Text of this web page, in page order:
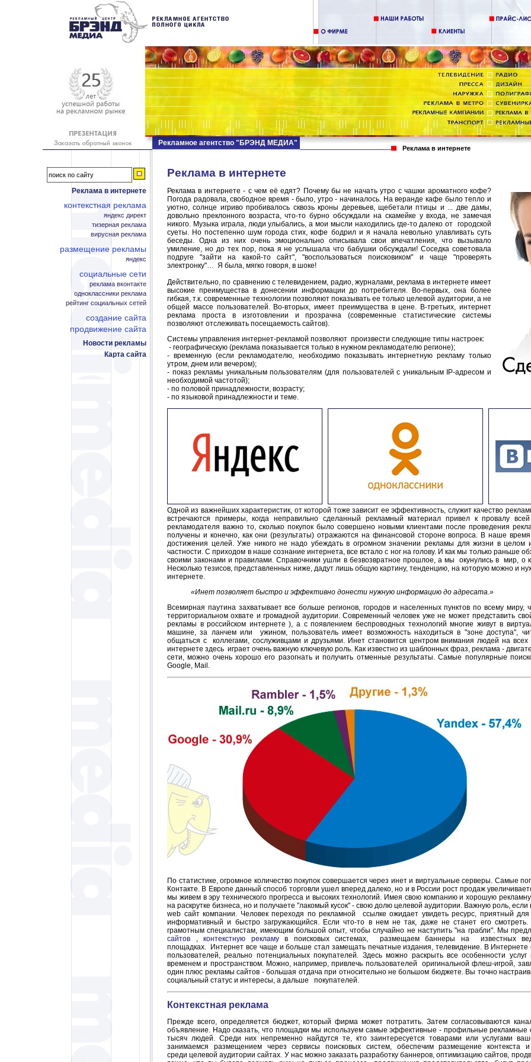
Реклама в интернете
контекстная реклама
яндекс директ
тизерная реклама
вирусная реклама
размещение рекламы
яндекс
социальные сети
реклама вконтакте
одноклассники реклама
рейтинг социальных сетей
создание сайта
продвижение сайта
Новости рекламы
Карта сайта
Рекламное агентство "БРЭНД МЕДИА"
Реклама в интернете
Реклама в интернете
Реклама в интернете - с чем её едят? Почему бы не начать утро с чашки ароматного кофе?
Погода радовала, свободное время - было, утро - начиналось. На веранде кафе было тепло и
уютно, солнце игриво пробивалось сквозь кроны деревьев, щебетали птицы и ... две дамы,
довольно преклонного возраста, что-то бурно обсуждали на скамейке у входа, не замечая
никого. Музыка играла, люди улыбались, а мои мысли находились где-то далеко от городской
суеты. Но постепенно шум города стих, кофе бодрил и я начала невольно улавливать суть
беседы. Одна из них очень эмоционально описывала свои впечатления, что вызывало
умиление, но до тех пор, пока я не услышала что бабушки обсуждали! Соседка советовала
подруге "зайти на какой-то сайт", "воспользоваться поисковиком" и чаще "проверять
электронку"… Я была, мягко говоря, в шоке!
Действительно, по сравнению с телевидением, радио, журналами, реклама в интернете имеет
высокие преимущества в донесении информации до потребителя. Во-первых, она более
гибкая, т.к. современные технологии позволяют показывать ее только целевой аудитории, а не
общей массе пользователей. Во-вторых, имеет преимущества в цене. В-третьих, интернет
реклама проста в изготовлении и прозрачна (современные статистические системы
позволяют отслеживать посещаемость сайтов).
Системы управления интернет-рекламой позволяют произвести следующие типы настроек:
- географическую (реклама показывается только в нужном рекламодателю регионе);
- временную (если рекламодателю, необходимо показывать интернетную рекламу только
утром, днем или вечером);
- показ рекламы уникальным пользователям (для пользователей с уникальным IP-адресом и
необходимой частотой);
- по половой принадлежности, возрасту;
- по языковой принадлежности и теме.
Одной из важнейших характеристик, от которой тоже зависит ее эффективность, служит качество
встречаются примеры, когда неправильно сделанный рекламный материал привел к провалу
рекламодателя важно то, сколько покупок было совершено новыми клиентами после проведения
получены и конечно, как они (результаты) отражаются на финансовой стороне вопроса. В наше
достижения целей. Уже никого не надо убеждать в огромном значении рекламы для жизни в целом
частности. С приходом в наше сознание интернета, все встало с ног на голову. И как мы только раньше
своими законами и правилами. Справочники ушли в безвозвратное прошлое, а мы окунулись в мир, о
Несколько тезисов, представленных ниже, дадут лишь общую картину, тенденцию, на которую можно и
интернете.
«Инет позволяет быстро и эффективно донести нужную информацию до адресата.»
Всемирная паутина захватывает все больше регионов, городов и населенных пунктов по всему миру,
территориальном охвате и громадной аудитории. Современный человек уже не может представить
рекламы в российском интернете ), а с появлением беспроводных технологий многие живут в
машине, за ланчем или ужином, пользователь имеет возможность находиться в "зоне доступа",
общаться с коллегами, сослуживцами и друзьями. Инет становится центром внимания людей на
интернете здесь играет очень важную ключевую роль. Как известно из шаблонных фраз, реклама -
сети, можно очень хорошо его разогнать и получить отменные результаты. Самые популярные
Google, Mail.
По статистике, огромное количество покупок совершается через инет и виртуальные серверы. Самые
Контакте. В Европе данный способ торговли ушел вперед далеко, но и в России рост продаж
мы живем в эру технического прогресса и высоких технологий. Имея свою компанию и хорошую
на раскрутке бизнеса, но и получаете "лакомый кусок" - свою долю целевой аудитории. Важную роль, если
web сайт компании. Человек переходя по рекламной ссылке ожидает увидеть ресурс, приятный для
информативный и быстро загружающийся. Если что-то в нем не так, даже не станет его
грамотным специалистам, имеющим большой опыт, чтобы случайно не наступить "на грабли". Мы
сайтов ,контекстную рекламув поисковых системах, размещаем баннеры на известных
площадках. Интернет все чаще и больше стал замещать печатные издания, телевидение. В
пользователей, реально потенциальных покупателей. Здесь можно раскрыть все особенности
временем и пространством. Можно, например, привлечь пользователей оригинальной флеш-игрой,
один плюс рекламы сайтов - большая отдача при относительно не большом бюджете. Вы точно
социальный статус и интересы, а дальше покупателей.
Контекстная реклама
Прежде всего, определяется бюджет, который фирма может потратить. Затем согласовываются
объявление. Надо сказать, что площадки мы используем самые эффективные - профильные
тысяч людей. Среди них непременно найдутся те, кто заинтересуется товарами или услугами
занимаемся размещением через сервисы поисковых систем, обеспечим размещение
среди целевой аудитории сайтах. У нас можно заказать разработку баннеров, оптимизацию сайтов,